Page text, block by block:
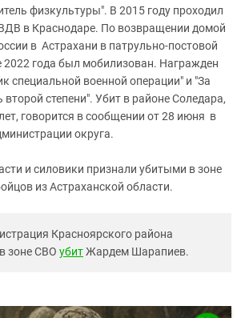
физкультуры". В 2015 году проходил
в Краснодаре. По возвращении домой
в Астрахани в патрульно-постовой
2022 года был мобилизован. Награжден
специальной военной операции" и "За
второй степени". Убит в районе Соледара,
говорится в сообщении от 28 июня в
округа.
и силовики признали убитыми в зоне
из Астраханской области.
Красноярского района
зоне СВО убитЖардем Шарапиев.